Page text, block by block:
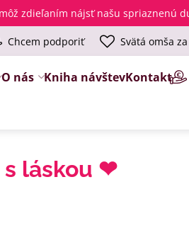
zdieľaním nájsť našu spriaznenú
Chcem podporiť Svätá omša
O nás Kniha návštevKontakt
s láskou ❤